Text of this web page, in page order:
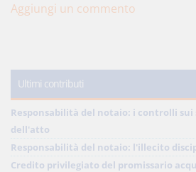
Aggiungi un commento
Ultimi contributi
Responsabilità del notaio: i controlli
dell'atto
Responsabilità del notaio: l'illecito
Credito privilegiato del promissario